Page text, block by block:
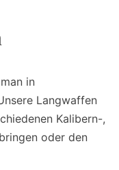
in
Langwaffen
Kalibern-,
oder den